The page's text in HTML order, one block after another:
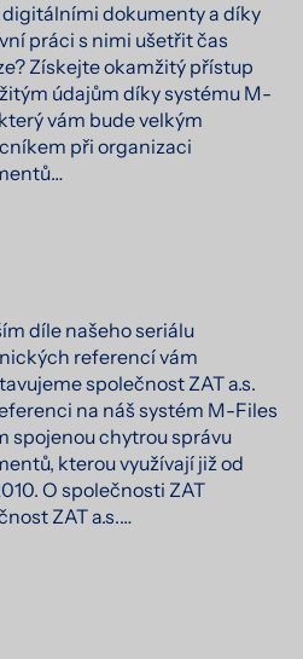
dokumenty a díky
práci s nimi ušetřit čas
Získejte okamžitý přístup
údajům díky systému M-
vám bude velkým
při organizaci
díle našeho seriálu
referencí vám
společnost ZAT a.s.
na náš systém M-Files
spojenou chytrou správu
kterou využívají již od
O společnosti ZAT
ZAT a.s.…